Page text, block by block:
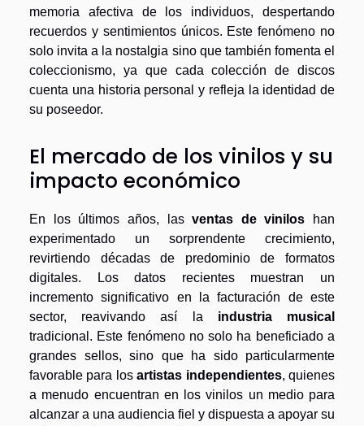
memoria afectiva de los individuos, despertando
recuerdos y sentimientos únicos. Este fenómeno no
solo invita a la nostalgia sino que también fomenta el
coleccionismo, ya que cada colección de discos
cuenta una historia personal y refleja la identidad de
su poseedor.
El mercado de los vinilos y su
impacto económico
En los últimos años, lasventas de vinilos han
experimentado un sorprendente crecimiento,
revirtiendo décadas de predominio de formatos
digitales. Los datos recientes muestran un
incremento significativo en la facturación de este
sector, reavivando así la industria musical
tradicional. Este fenómeno no solo ha beneficiado a
grandes sellos, sino que ha sido particularmente
favorable para losartistas independientes, quienes
a menudo encuentran en los vinilos un medio para
alcanzar a una audiencia fiel y dispuesta a apoyar su